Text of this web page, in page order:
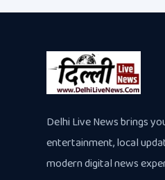
Delhi Live News brings
entertainment, local
modern digital news